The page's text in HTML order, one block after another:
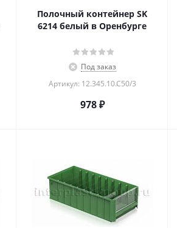
Полочный контейнер SK
6214 белый в Оренбурге
Под заказ
Артикул: 12.345.10.С50/3
978₽